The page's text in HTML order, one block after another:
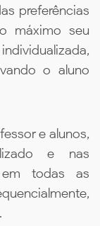
preferências
máximo seu
o aluno
e alunos,
e nas
em todas as